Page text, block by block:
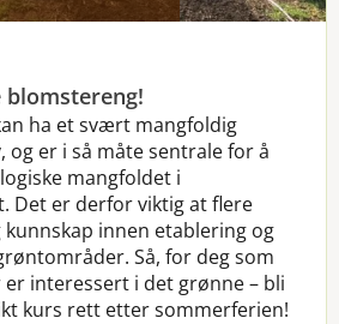
ha et svært mangfoldig
og er i så måte sentrale for å
mangfoldet i
Det er derfor viktig at flere
innen etablering og
Så, for deg som
interessert i det grønne – bli
kurs rett etter sommerferien!